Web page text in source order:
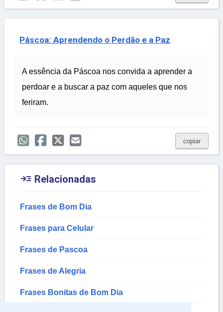
Páscoa: Aprendendo o Perdão e a Paz
A essência da Páscoa nos convida a aprender a
perdoar e a buscar a paz com aqueles que nos
feriram.
copiar
 Relacionadas
Frases de Bom Dia
Frases para Celular
Frases de Pascoa
Frases de Alegria
Frases Bonitas de Bom Dia